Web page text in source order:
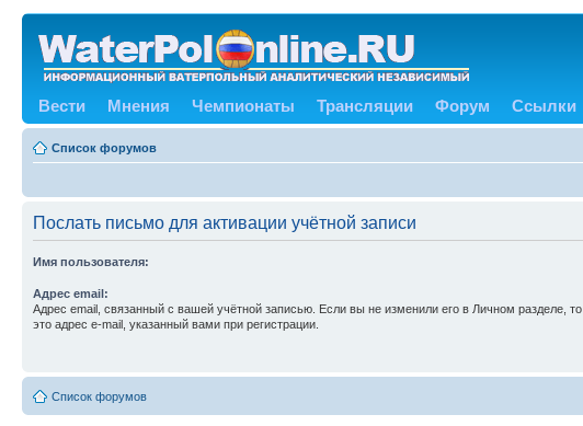
Вести Мнения Чемпионаты Трансляции Форум Ссылки
Список форумов
Послать письмо для активации учётной записи
Имя пользователя:
Адрес email:
Адрес email, связанный с вашей учётной записью. Если вы не изменили его в Личном разделе, то
это адрес e-mail, указанный вами при регистрации.
Список форумов